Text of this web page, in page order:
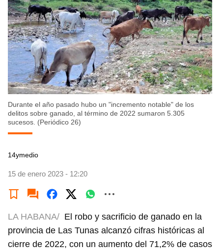
Durante el año pasado hubo un "incremento notable" de los
delitos sobre ganado, al término de 2022 sumaron 5.305
sucesos. (Periódico 26)
14ymedio
15 de enero 2023 - 12:20
LA HABANA/ El robo y sacrificio de ganado en la
provincia de Las Tunas alcanzó cifras históricas al
cierre de 2022, con un aumento del 71,2% de casos